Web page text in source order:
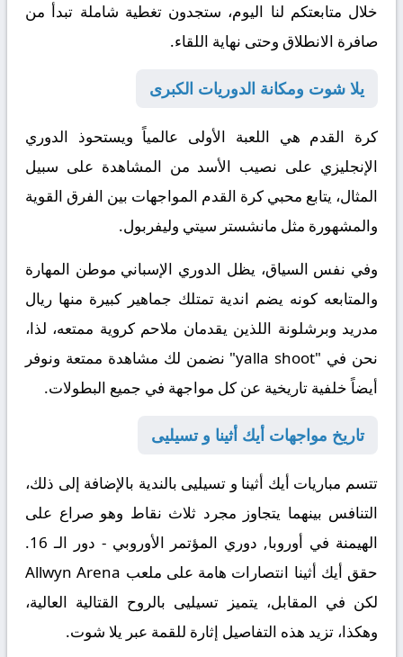
خلال متابعتكم لنا اليوم، ستجدون تغطية شاملة تبدأ من
صافرة الانطلاق وحتى نهاية اللقاء.
يلا شوت ومكانة الدوريات الكبرى
كرة القدم هي اللعبة الأولى عالمياً ويستحوذ الدوري
الإنجليزي على نصيب الأسد من المشاهدة على سبيل
المثال، يتابع محبي كرة القدم المواجهات بين الفرق القوية
والمشهورة مثل مانشستر سيتي وليفربول.
وفي نفس السياق، يظل الدوري الإسباني موطن المهارة
والمتابعه كونه يضم اندية تمتلك جماهير كبيرة منها ريال
مدريد وبرشلونة اللذين يقدمان ملاحم كروية ممتعه، لذا،
نحن في "yalla shoot" نضمن لك مشاهدة ممتعة ونوفر
أيضاً خلفية تاريخية عن كل مواجهة في جميع البطولات.
تاريخ مواجهات أيك أثينا و تسيليى
تتسم مباريات أيك أثينا و تسيليى بالندية بالإضافة إلى ذلك،
التنافس بينهما يتجاوز مجرد ثلاث نقاط وهو صراع على
الهيمنة في أوروبا, دوري المؤتمر الأوروبي - دور الـ 16.
حقق أيك أثينا انتصارات هامة على ملعب Allwyn Arena
لكن في المقابل، يتميز تسيليى بالروح القتالية العالية،
وهكذا، تزيد هذه التفاصيل إثارة للقمة عبر يلا شوت.